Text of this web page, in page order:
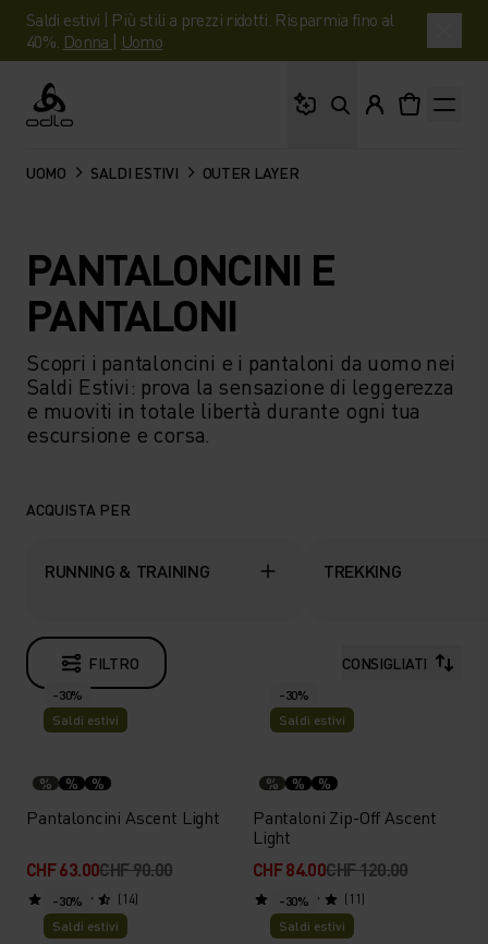
Saldi estivi | Più stili a prezzi ridotti. Risparmia fino al
40%. Donna | Uomo
Odlo
UOMO SALDI ESTIVI OUTER LAYER
PANTALONCINI E
PANTALONI
Scopri i pantaloncini e i pantaloni da uomo nei
Saldi Estivi: prova la sensazione di leggerezza
e muoviti in totale libertà durante ogni tua
escursione e corsa.
ACQUISTA PER
RUNNING & TRAINING TREKKING
FILTRO CONSIGLIATI
-30%
Saldi estivi
% % %
Pantaloncini Ascent Light
CHF 63.00CHF 90.00
(14)
-30%
Saldi estivi
% % %
Pantaloni Zip-Off Ascent
Light
CHF 84.00CHF 120.00
(11)
-30%
Saldi estivi
-30%
Saldi estivi